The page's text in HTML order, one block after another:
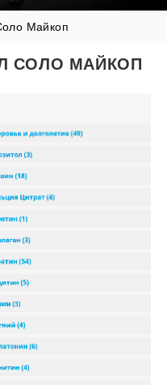
Майкоп
СОЛО МАЙКОП